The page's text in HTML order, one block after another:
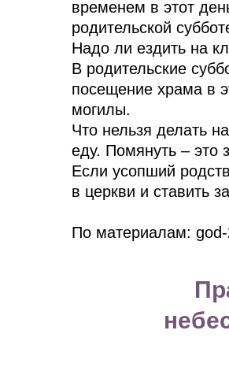
временем в этот
родительской
Надо ли ездить на
В родительские
посещение храма в
могилы.
Что нельзя делать
еду. Помянуть – это
Если ycoпший
в цepкви и cтaвить
По материалам: